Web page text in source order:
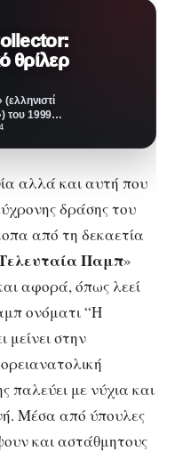
θρίλερ
του 1999
από
αλλά και αυτή που
δράσης του
από τη δεκαετία
Παμπ»
αφορά, όπως λεεί
ονόματι “Η
μείνει στην
παλεύει με νύχια και
Μέσα από ύπουλες
και αστάθμητους